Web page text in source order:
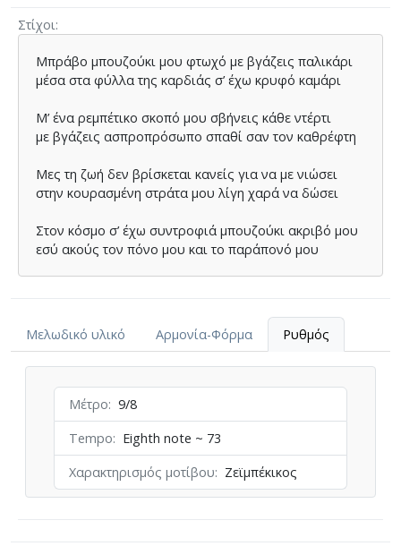
Στίχοι
Μπράβο µπουζούκι µου φτωχό µε βγάζεις παλικάρι
µέσα στα φύλλα της καρδιάς σ’ έχω κρυφό καµάρι
Μ’ ένα ρεµπέτικο σκοπό µου σβήνεις κάθε ντέρτι
µε βγάζεις ασπροπρόσωπο σπαθί σαν τον καθρέφτη
Μες τη ζωή δεν βρίσκεται κανείς για να µε νιώσει
στην κουρασµένη στράτα µου λίγη χαρά να δώσει
Στον κόσµο σ’ έχω συντροφιά µπουζούκι ακριβό µου
εσύ ακούς τον πόνο µου και το παράπονό µου
Μελωδικό υλικό Αρμονία-Φόρμα Ρυθμός
Μέτρο
9/8
Tempo
Eighth note ~ 73
Χαρακτηρισμός μοτίβου
Ζεϊμπέκικος